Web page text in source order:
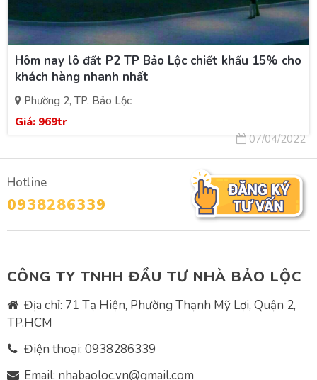
Hôm nay lô đất P2 TP Bảo Lộc chiết khấu 15% cho
khách hàng nhanh nhất
Phường 2, TP. Bảo Lộc
Giá: 969tr
07/04/2022
Hotline
0938286339
CÔNG TY TNHH ĐẦU TƯ NHÀ BẢO LỘC
Địa chỉ: 71 Tạ Hiện, Phường Thạnh Mỹ Lợi, Quận 2,
TP.HCM
Điện thoại: 0938286339
Email: nhabaoloc.vn@gmail.com